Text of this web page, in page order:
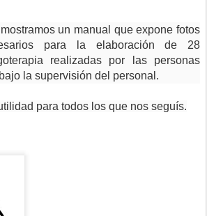
un manual que expone fotos
para la elaboración de 28
realizadas por las personas
la supervisión del personal.
para todos los que nos seguís.